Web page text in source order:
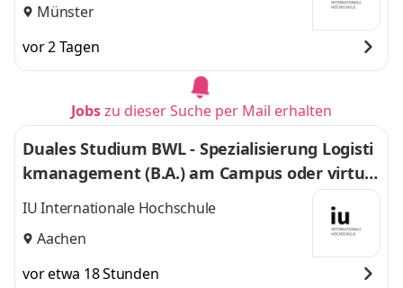
Münster
vor 2 Tagen
Jobszu dieser Suche per Mail erhalten
Duales Studium BWL - Spezialisierung Logisti
kmanagement (B.A.) am Campus oder virtuel
l
IU Internationale Hochschule
Aachen
vor etwa 18 Stunden